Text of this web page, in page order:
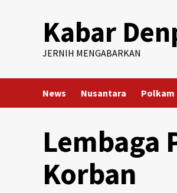
Kabar
JERNIH MENGABARKAN
News Nusantara Polkam
Lembaga
Korban